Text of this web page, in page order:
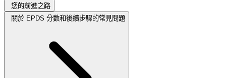
您的前進之路
關於 EPDS 分數和後續步驟的常見問題